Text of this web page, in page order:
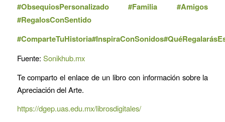
#ObsequiosPersonalizado#Familia #Amigos
#RegalosConSentido
#ComparteTuHistoria#InspiraConSonidos
Fuente: Sonikhub.mx
Te comparto el enlace de un libro con información sobre la
Apreciación del Arte.
https://dgep.uas.edu.mx/librosdigitales/